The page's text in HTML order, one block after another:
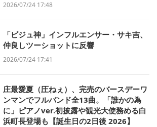
2026/07/24 17:48
「ビジュ神」インフルエンサー・サキ吉、
仲良しツーショットに反響
2026/07/24 17:41
庄最愛夏（圧ねぇ）、完売のバースデーワ
ンマンでフルバンド全13曲。「誰かの為
に」ピアノver.初披露や観光大使務める白
浜町長登場も【誕生日の2日後 2026】